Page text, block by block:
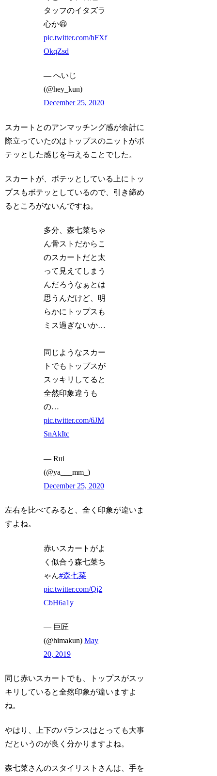
タッフのイタズラ
心か😆
pic.twitter.com/hFXf
OkqZsd
— へいじ
(@hey_kun)
December 25, 2020
スカートとのアンマッチング感が余計に
際立っていたのはトップスのニットがボ
テッとした感じを与えることでした。
スカートが、ボテッとしている上にトッ
プスもボテッとしているので、引き締め
るところがないんですね。
多分、森七菜ちゃ
ん骨ストだからこ
のスカートだと太
って見えてしまう
んだろうなぁとは
思うんだけど、明
らかにトップスも
ミス過ぎないか…
同じようなスカー
トでもトップスが
スッキリしてると
全然印象違うも
の…
pic.twitter.com/6JM
SnAkItc
— Rui
(@ya___mm_)
December 25, 2020
左右を比べてみると、全く印象が違いま
すよね。
赤いスカートがよ
く似合う森七菜ち
ゃん#森七菜
pic.twitter.com/Qj2
CbH6a1y
— 巨匠
(@himakun)May
20, 2019
同じ赤いスカートでも、トップスがスッ
キリしていると全然印象が違いますよ
ね。
やはり、上下のバランスはとっても大事
だというのが良く分かりますよね。
森七菜さんのスタイリストさんは、手を